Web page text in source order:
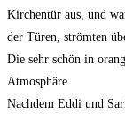
Kirchentür aus, und
der Türen, strömten
Die sehr schön in
Atmosphäre.
Nachdem Eddi und